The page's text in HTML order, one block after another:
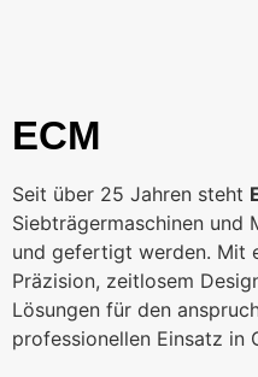
ECM
Seit über 25 Jahren steht
Siebträgermaschinen und
und gefertigt werden. Mit
Präzision, zeitlosem
Lösungen für den
professionellen Einsatz in